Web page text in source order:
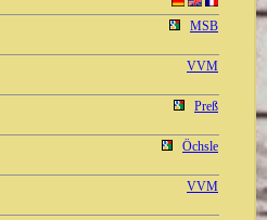
MSB
VVM
Preß
Öchsle
VVM